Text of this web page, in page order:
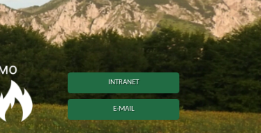
INTRANET
E-MAIL